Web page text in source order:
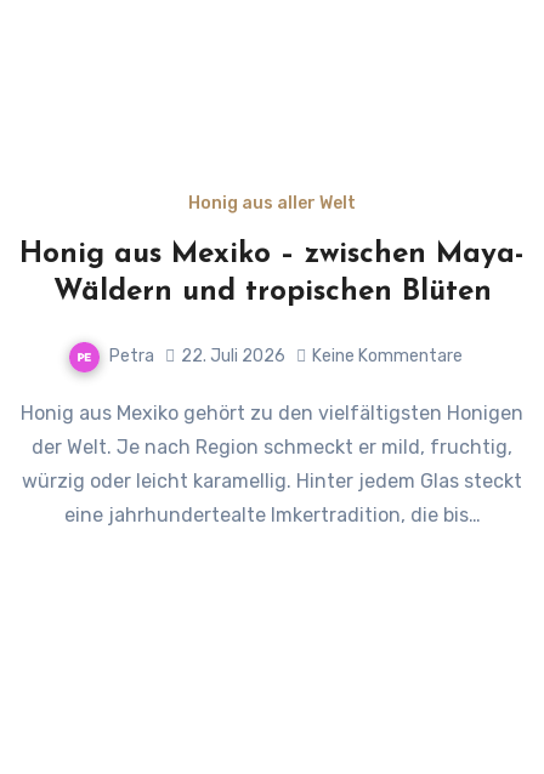
Honig aus aller Welt
Honig aus Mexiko – zwischen Maya-
Wäldern und tropischen Blüten
Petra 22. Juli 2026 Keine Kommentare
Honig aus Mexiko gehört zu den vielfältigsten Honigen
der Welt. Je nach Region schmeckt er mild, fruchtig,
würzig oder leicht karamellig. Hinter jedem Glas steckt
eine jahrhundertealte Imkertradition, die bis…